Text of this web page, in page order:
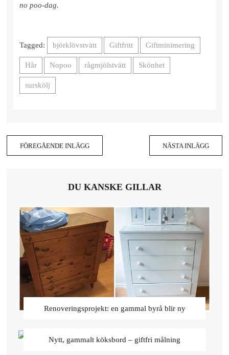
no poo-dag.
Tagged: björklövstvätt Giftfritt Giftminimering
Hår Nopoo rågmjölstvätt Skönhet
surskölj
FÖREGÅENDE INLÄGG NÄSTA INLÄGG
DU KANSKE GILLAR
Renoveringsprojekt: en gammal byrå blir ny
Nytt, gammalt köksbord – giftfri målning